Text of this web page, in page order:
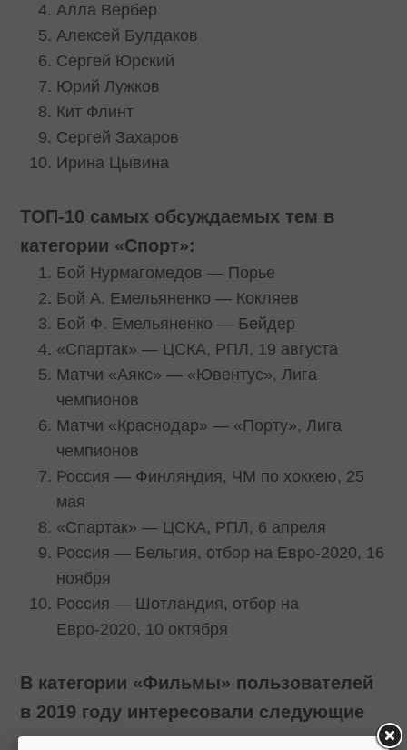
Алла Вербер
Алексей Булдаков
Сергей Юрский
Юрий Лужков
Кит Флинт
Сергей Захаров
Ирина Цывина
ТОП-10 самых обсуждаемых тем в
категории «Спорт»:
Бой Нурмагомедов — Порье
Бой А. Емельяненко — Кокляев
Бой Ф. Емельяненко — Бейдер
«Спартак» — ЦСКА, РПЛ, 19 августа
Матчи «Аякс» — «Ювентус», Лига
чемпионов
Матчи «Краснодар» — «Порту», Лига
чемпионов
Россия — Финляндия, ЧМ по хоккею, 25
мая
«Спартак» — ЦСКА, РПЛ, 6 апреля
Россия — Бельгия, отбор на Евро-2020, 16
ноября
Россия — Шотландия, отбор на
Евро-2020, 10 октября
В категории «Фильмы» пользователей
в 2019 году интересовали следующие
картины: